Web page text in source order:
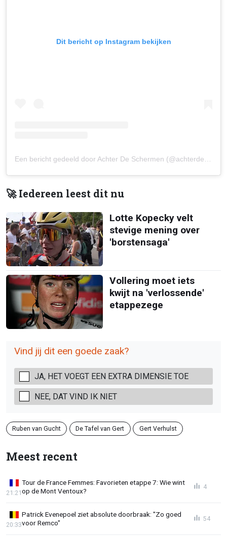
Dit bericht op Instagram bekijken
🚀 Iedereen leest dit nu
Lotte Kopecky velt
stevige mening over
'borstensaga'
Vollering moet iets
kwijt na 'verlossende'
etappezege
Vind jij dit een goede zaak?
JA, HET VOEGT EEN EXTRA DIMENSIE TOE
NEE, DAT VIND IK NIET
Ruben van Gucht De Tafel van Gert Gert Verhulst
Meest recent
Tour de France Femmes: Favorieten etappe 7: Wie wint
op de Mont Ventoux?
21:21
4
Patrick Evenepoel ziet absolute doorbraak: "Zo goed
voor Remco"
20:33
54